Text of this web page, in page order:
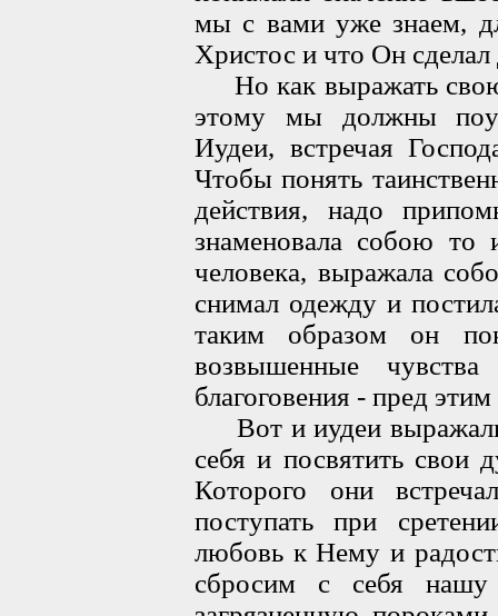
мы с вами уже знаем,
Христос и что Он сделал
Но как выражать свою
этому мы должны
Иудеи, встречая
Чтобы понять
действия, надо
знаменовала собою то
человека, выражала
снимал одежду и
таким образом он
возвышенные
благоговения - пред
Вот и иудеи выражали
себя и посвятить свои
Которого они
поступать при
любовь к Нему и
сбросим с себя нашу